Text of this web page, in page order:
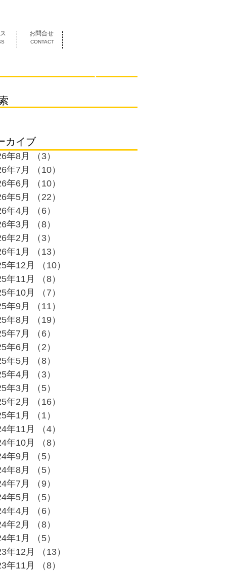
CONTACT
お問合せ
カイブ
年8月 （3）
年7月
（10）
年6月
（10）
年5月
（22）
年4月
（6）
年3月
（8）
年2月
（3）
年1月
（13）
年12月
（10）
年11月
（8）
年10月
（7）
年9月
（11）
年8月
（19）
年7月
（6）
年6月
（2）
年5月
（8）
年4月
（3）
年3月
（5）
年2月
（16）
年1月
（1）
年11月
（4）
年10月
（8）
年9月
（5）
年8月
（5）
年7月
（9）
年5月
（5）
年4月
（6）
年2月
（8）
年1月
（5）
年12月
（13）
年11月
（8）